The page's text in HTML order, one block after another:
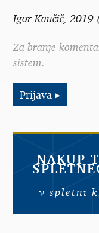
Igor Kaučič, 2019
Za branje
sistem.
Prijava
NAKUP
v spletni